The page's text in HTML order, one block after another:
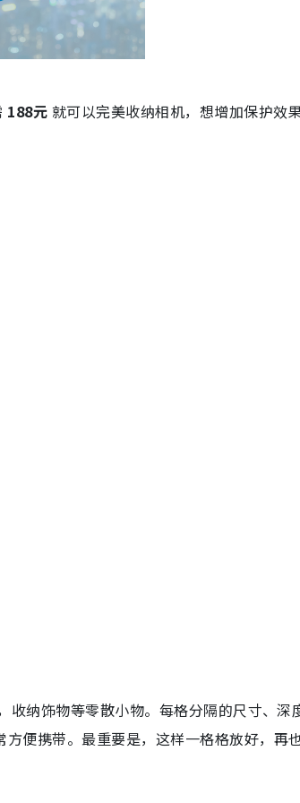
188元 就可以完美收纳相机，想增加保护效
纳饰物等零散小物。每格分隔的尺寸、深
便携带。最重要是，这样一格格放好，再